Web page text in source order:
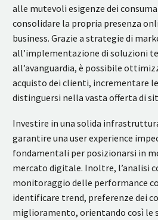
alle mutevoli esigenze dei
consolidare la propria presenza
business. Grazie a strategie di
all’implementazione di soluzioni
all’avanguardia, è possibile
acquisto dei clienti, incrementare
distinguersi nella vasta offerta di
Investire in una solida
garantire una user experience
fondamentali per posizionarsi in
mercato digitale. Inoltre, l’analisi
monitoraggio delle performance
identificare trend, preferenze dei
miglioramento, orientando così le